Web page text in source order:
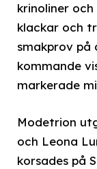
krinoliner
klackar och
smakprov på
kommande
markerade
Modetrion
och Leona
korsades på